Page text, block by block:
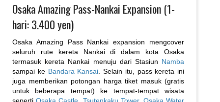
Osaka Amazing Pass-Nankai Expansion (1-
hari: 3.400 yen)
Osaka Amazing Pass Nankai expansion mengcover
seluruh rute kereta Nankai di dalam kota Osaka
termasuk kereta Nankai menuju dari Stasiun Namba
sampai ke Bandara Kansai . Selain itu, pass kereta ini
juga memberikan potongan harga tiket masuk (gratis
untuk beberapa tempat) ke tempat-tempat wisata
sepertiOsaka Castle Tsutenkaku Tower, Osaka Water